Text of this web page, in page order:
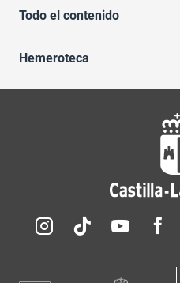
Todo el contenido
Hemeroteca
Redes sociales JCCM